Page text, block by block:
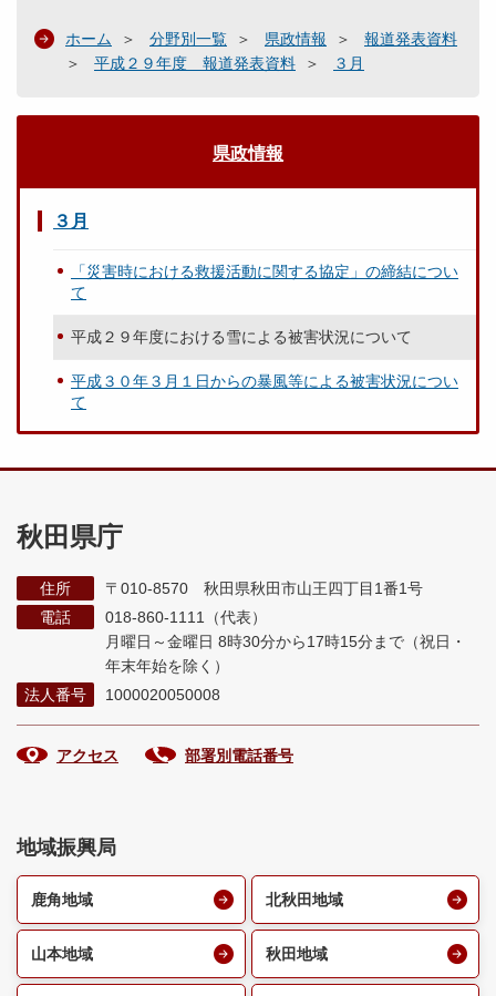
ホーム 分野別一覧 県政情報
報道発表資料
平成２９年度 報道発表資料
３月
県政情報
３月
「災害時における救援活動に関する協定」の締結につい
て
平成２９年度における雪による被害状況について
平成３０年３月１日からの暴風等による被害状況につい
て
秋田県庁
住所
〒010-8570 秋田県秋田市山王四丁目1番1号
電話
018-860-1111（代表）
月曜日～金曜日 8時30分から17時15分まで （祝日・
年末年始を除く）
法人番号
1000020050008
アクセス 部署別電話番号
地域振興局
鹿角地域 北秋田地域
山本地域 秋田地域